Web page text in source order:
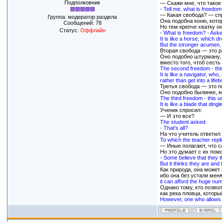
Подполковник
Группа: модератор раздела
Сообщений: 78
Статус: Оффлайн
— Скажи мне, что такое
- Tell me, what is
— Какая свобода? —
Она подобна коню,
Но тем крепче хватку
- What is freedom? -
It is like a horse, which
But the stronger acumen,
Вторая свобода — это
Оно подобно штурману,
вместо того, чтоб
The second freedom -
It is like a navigator,
rather than get into a
Третья свобода — это
Оно подобно былинке,
The third freedom - this
It is like a blade that
Ученик спросил:
— И это все?
The student asked:
- That's all?
На что учитель ответил:
To which the teacher
— Иные полагают, что
Но это думает с их
- Some believe that they
But it thinks they are and
Как природа, она может
ибо она без устали
it can afford the huge
Однако тому, кто
как река пловца,
However, one who